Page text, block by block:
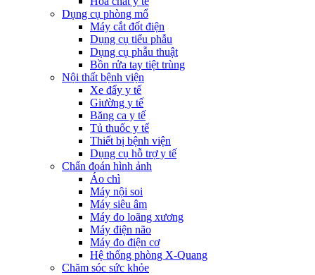
Dụng cụ phòng mổ
Máy cắt đốt điện
Dụng cụ tiểu phẫu
Dụng cụ phẫu thuật
Bồn rửa tay tiệt trùng
Nội thất bệnh viện
Xe đẩy y tế
Giường y tế
Băng ca y tế
Tủ thuốc y tế
Thiết bị bệnh viện
Dụng cụ hỗ trợ y tế
Chẩn đoán hình ảnh
Áo chì
Máy nội soi
Máy siêu âm
Máy đo loãng xương
Máy điện não
Máy đo điện cơ
Hệ thống phòng X-Quang
Chăm sóc sức khỏe